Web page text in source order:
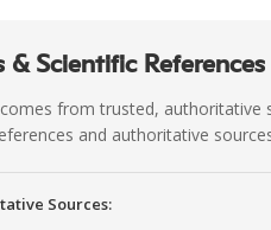
& Scientific References
from trusted, authoritative
and authoritative
Sources: